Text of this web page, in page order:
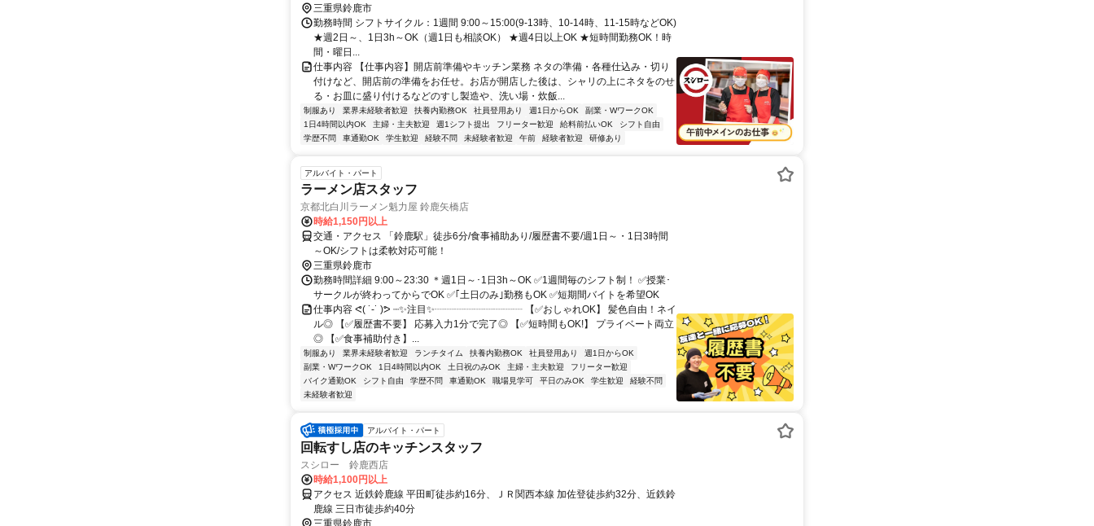
三重県鈴鹿市
勤務時間 シフトサイクル：1週間 9:00～15:00(9-13時、10-14時、11-15時などOK)
★週2日～、1日3h～OK（週1日も相談OK） ★週4日以上OK ★短時間勤務OK！時
間・曜日...
仕事内容 【仕事内容】開店前準備やキッチン業務 ネタの準備・各種仕込み・切り
付けなど、開店前の準備をお任せ。お店が開店した後は、シャリの上にネタをのせ
る・お皿に盛り付けるなどのすし製造や、洗い場・炊飯...
制服あり 業界未経験者歓迎 扶養内勤務OK 社員登用あり 週1日からOK
副業・WワークOK
1日4時間以内OK
主婦・主夫歓迎 週1シフト提出 フリーター歓迎 給料前払いOK
シフト自由
学歴不問
車通勤OK 学生歓迎 経験不問 未経験者歓迎 午前 経験者歓迎 研修あり
アルバイト・パート
ラーメン店スタッフ
京都北白川ラーメン魁力屋 鈴鹿矢橋店
時給1,150円以上
交通・アクセス 「鈴鹿駅」徒歩6分/食事補助あり/履歴書不要/週1日～・1日3時間
～OK/シフトは柔軟対応可能！
三重県鈴鹿市
勤務時間詳細 9:00～23:30 ＊週1日～･1日3h～OK ✅1週間毎のシフト制！ ✅授業･
サークルが終わってからでOK ✅｢土日のみ｣勤務もOK ✅短期間バイトを希望OK
仕事内容 ᕙ( ˙-˙ )ᕗ ┈✨注目✨┈┈┈┈┈┈┈┈┈ 【✅おしゃれOK】 髪色自由！ネイ
ル◎ 【✅履歴書不要】 応募入力1分で完了◎ 【✅短時間もOK!】 プライベート両立
◎ 【✅食事補助付き】...
制服あり 業界未経験者歓迎 ランチタイム 扶養内勤務OK 社員登用あり
週1日からOK
副業・WワークOK
1日4時間以内OK 土日祝のみOK 主婦・主夫歓迎
フリーター歓迎
バイク通勤OK
シフト自由 学歴不問 車通勤OK 職場見学可 平日のみOK 学生歓迎
経験不問
未経験者歓迎
アルバイト・パート
回転すし店のキッチンスタッフ
スシロー 鈴鹿西店
時給1,100円以上
アクセス 近鉄鈴鹿線 平田町徒歩約16分、ＪＲ関西本線 加佐登徒歩約32分、近鉄鈴
鹿線 三日市徒歩約40分
三重県鈴鹿市